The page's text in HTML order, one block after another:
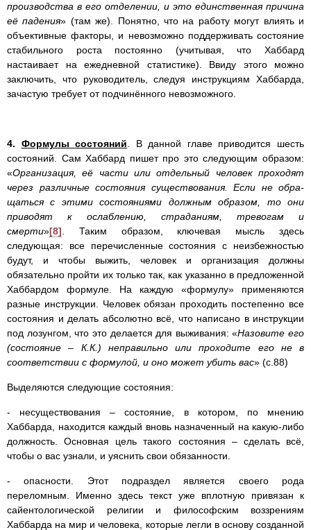
производства в его отделении, и это единственная причина
её падения» (там же). Понятно, что на работу могут влиять и
объективные факторы, и невозможно поддерживать состояние
стабильного роста постоянно (учитывая, что Хаббард
настаивает на ежедневной статистике). Ввиду этого можно
заключить, что руководитель, следуя инструкциям Хаббарда,
зачастую требует от подчинённого невозможного.
4. Формулы состояний . В данной главе приводится шесть
состояний. Сам Хаббард пишет про это следующим образом:
«Организация, её части или отдельный человек проходят
через различные состояния существования. Если не обра­
щаться с этими состояниями должным образом, то они
приводят к ослаблению, страданиям, тревогам и
смерти»[8] . Таким образом, ключевая мысль здесь
следующая: все перечисленные состояния с неизбежностью
будут, и чтобы выжить, человек и организация должны
обязательно пройти их только так, как указанно в предложенной
Хаббардом формуле. На каждую «формулу» применяются
разные инструкции. Человек обязан проходить постепенно все
состояния и делать абсолютно всё, что написано в инструкции
под лозунгом, что это делается для выживания: «Назовите его
(состояние – К.К.) неправильно или проходите его не в
соответствии с формулой, и оно может убить вас» (с.88)
Выделяются следующие состояния:
- несуществования – состояние, в котором, по мнению
Хаббарда, находится каждый вновь назначенный на какую-либо
должность. Основная цель такого состояния – сделать всё,
чтобы о вас узнали, и уяснить свои обязанности.
- опасности. Этот подраздел является своего рода
переломным. Именно здесь текст уже вплотную привязан к
сайентологической религии и философским воззрениям
Хаббарда на мир и человека, которые легли в основу созданной